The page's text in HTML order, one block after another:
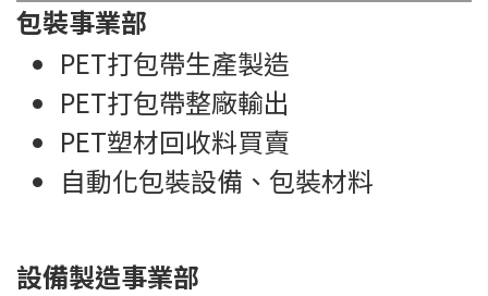
包裝事業部
PET打包帶生產製造
PET打包帶整廠輸出
PET塑材回收料買賣
自動化包裝設備、包裝材料
設備製造事業部